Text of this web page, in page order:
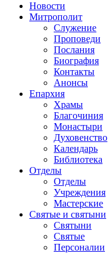
Новости
Митрополит
Служение
Проповеди
Послания
Биография
Контакты
Анонсы
Епархия
Храмы
Благочиния
Монастыри
Духовенство
Календарь
Библиотека
Отделы
Отделы
Учреждения
Мастерские
Святые и святыни
Cвятыни
Cвятые
Персоналии